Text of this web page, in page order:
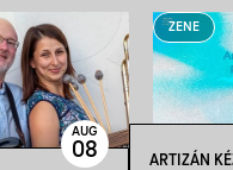
AUG
08
ZENE
ARTIZÁN